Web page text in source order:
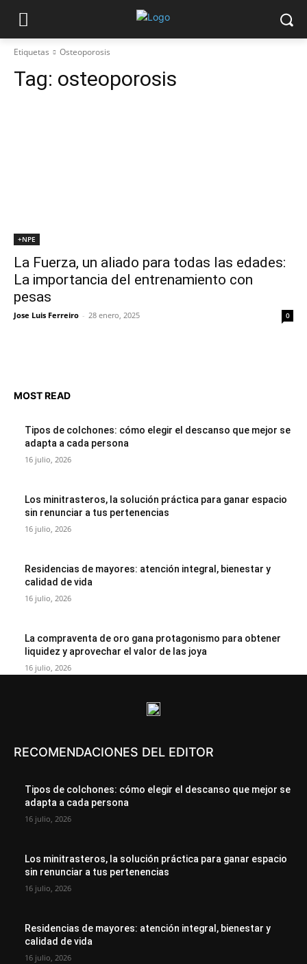
Etiquetas Osteoporosis
Tag: osteoporosis
+NPE
La Fuerza, un aliado para todas las edades:
La importancia del entrenamiento con
pesas
Jose Luis Ferreiro - 28 enero, 2025 0
MOST READ
Tipos de colchones: cómo elegir el descanso que mejor se
adapta a cada persona
16 julio, 2026
Los minitrasteros, la solución práctica para ganar espacio
sin renunciar a tus pertenencias
16 julio, 2026
Residencias de mayores: atención integral, bienestar y
calidad de vida
16 julio, 2026
La compraventa de oro gana protagonismo para obtener
liquidez y aprovechar el valor de las joya
16 julio, 2026
RECOMENDACIONES DEL EDITOR
Tipos de colchones: cómo elegir el descanso que mejor se
adapta a cada persona
16 julio, 2026
Los minitrasteros, la solución práctica para ganar espacio
sin renunciar a tus pertenencias
16 julio, 2026
Residencias de mayores: atención integral, bienestar y
calidad de vida
16 julio, 2026